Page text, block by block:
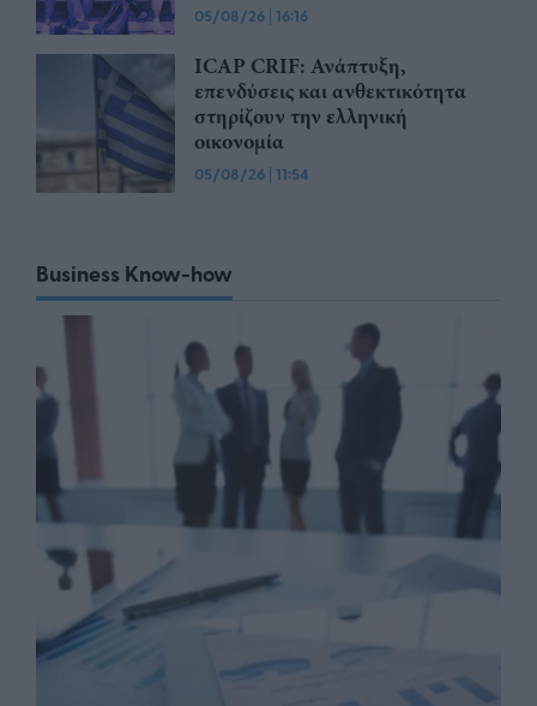
05/08/26 | 16:16
ICAP CRIF: Ανάπτυξη,
επενδύσεις και ανθεκτικότητα
στηρίζουν την ελληνική
οικονομία
05/08/26 | 11:54
Business Know-how